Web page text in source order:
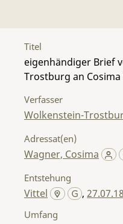
Titel
eigenhändiger Brief
Trostburg an
Verfasser
Wolkenstein-
Adressat(en)
Wagner, Cosima
Entstehung
Vittel ,
Umfang